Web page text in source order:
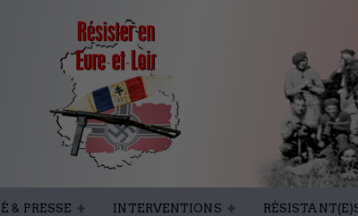
& PRESSE INTERVENTIONS